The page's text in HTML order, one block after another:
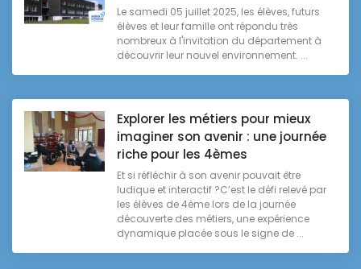
Le samedi 05 juillet 2025, les élèves, futurs
élèves et leur famille ont répondu très
nombreux à l'invitation du département à
découvrir leur nouvel environnement. ...
Explorer les métiers pour mieux
imaginer son avenir : une journée
riche pour les 4èmes
Et si réfléchir à son avenir pouvait être
ludique et interactif ?C’est le défi relevé par
les élèves de 4ème lors de la journée
découverte des métiers, une expérience
dynamique placée sous le signe de ...